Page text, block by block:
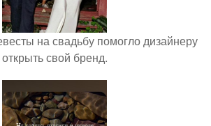
на свадьбу помогло дизайнеру
открыть свой бренд.